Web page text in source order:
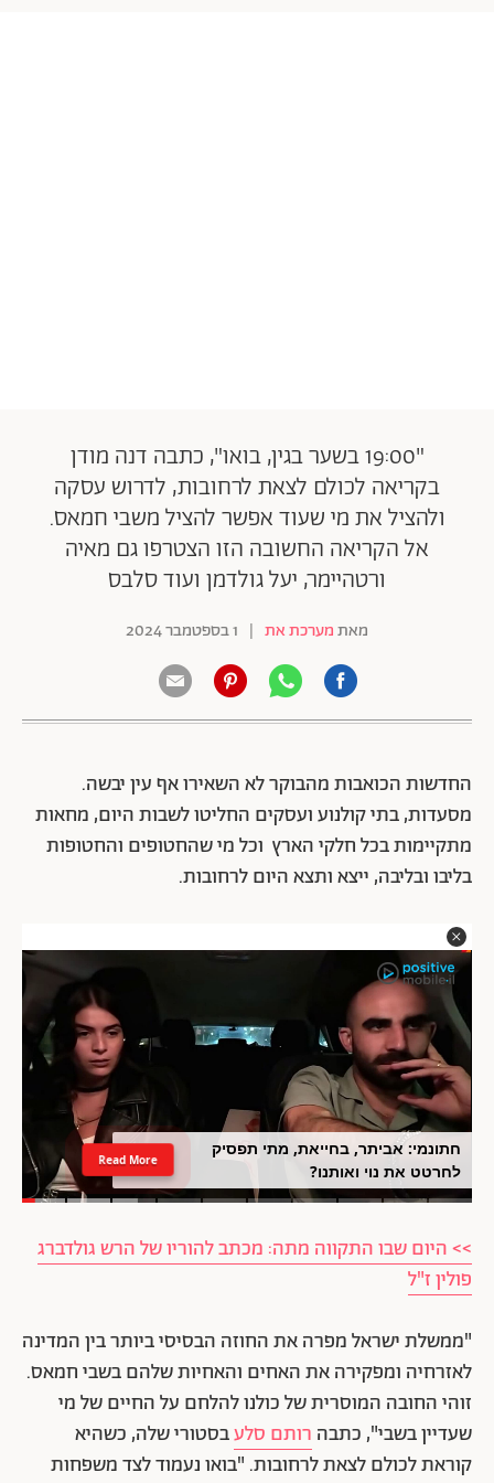
"19:00 בשער בגין, בואו", כתבה דנה מודן
בקריאה לכולם לצאת לרחובות, לדרוש עסקה
ולהציל את מי שעוד אפשר להציל משבי חמאס.
אל הקריאה החשובה הזו הצטרפו גם מאיה
ורטהיימר, יעל גולדמן ועוד סלבס
מאתמערכת את | 1 בספטמבר 2024
החדשות הכואבות מהבוקר לא השאירו אף עין יבשה.
מסעדות, בתי קולנוע ועסקים החליטו לשבות היום, מחאות
מתקיימות בכל חלקי הארץ וכל מי שהחטופים והחטופות
בליבו ובליבה, ייצא ותצא היום לרחובות.
חתונמי: אביתר, בחייאת, מתי תפסיק
לחרטט את נוי ואותנו?
Read More
>> היום שבו התקווה מתה: מכתב להוריו של הרש גולדברג
פולין ז"ל
"ממשלת ישראל מפרה את החוזה הבסיסי ביותר בין המדינה
לאזרחיה ומפקירה את האחים והאחיות שלהם בשבי חמאס.
זוהי החובה המוסרית של כולנו להלחם על החיים של מי
שעדיין בשבי", כתבה רותם סלעבסטורי שלה, כשהיא
קוראת לכולם לצאת לרחובות. "בואו נעמוד לצד משפחות